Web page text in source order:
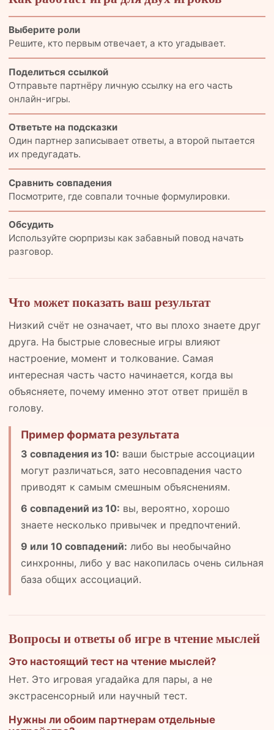
Выберите роли
Решите, кто первым отвечает, а кто угадывает.
Поделиться ссылкой
Отправьте партнёру личную ссылку на его часть
онлайн-игры.
Ответьте на подсказки
Один партнер записывает ответы, а второй пытается
их предугадать.
Сравнить совпадения
Посмотрите, где совпали точные формулировки.
Обсудить
Используйте сюрпризы как забавный повод начать
разговор.
Что может показать ваш результат
Низкий счёт не означает, что вы плохо знаете друг
друга. На быстрые словесные игры влияют
настроение, момент и толкование. Самая
интересная часть часто начинается, когда вы
объясняете, почему именно этот ответ пришёл в
голову.
Пример формата результата
3 совпадения из 10: ваши быстрые ассоциации
могут различаться, зато несовпадения часто
приводят к самым смешным объяснениям.
6 совпадений из 10: вы, вероятно, хорошо
знаете несколько привычек и предпочтений.
9 или 10 совпадений: либо вы необычайно
синхронны, либо у вас накопилась очень сильная
база общих ассоциаций.
Вопросы и ответы об игре в чтение мыслей
Это настоящий тест на чтение мыслей?
Нет. Это игровая угадайка для пары, а не
экстрасенсорный или научный тест.
Нужны ли обоим партнерам отдельные